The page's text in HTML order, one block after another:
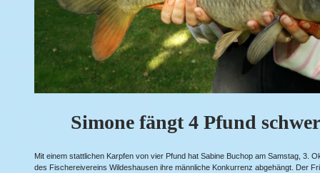
Simone fängt 4 Pfund
Mit einem stattlichen Karpfen von vier Pfund hat Sabine Buchop am Samstag, 3.
des Fischereivereins Wildeshausen ihre männliche Konkurrenz abgehängt. Der